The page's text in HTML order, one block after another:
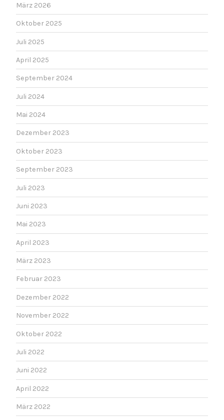
März 2026
Oktober 2025
Juli 2025
April 2025
September 2024
Juli 2024
Mai 2024
Dezember 2023
Oktober 2023
September 2023
Juli 2023
Juni 2023
Mai 2023
April 2023
März 2023
Februar 2023
Dezember 2022
November 2022
Oktober 2022
Juli 2022
Juni 2022
April 2022
März 2022